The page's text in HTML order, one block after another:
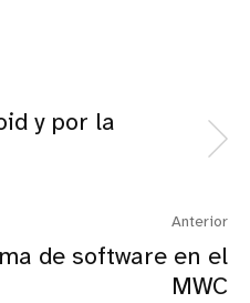
y por la
Anterior
de software en el
MWC